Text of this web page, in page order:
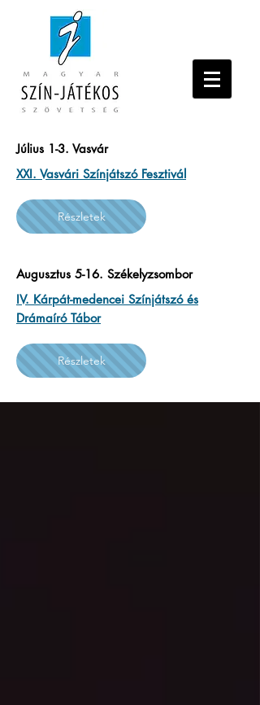
Július 1-3. Vasvár
XXI. Vasvári Színjátszó Fesztivál
Részletek
Augusztus 5-16. Székelyzsombor
IV. Kárpát-medencei Színjátszó és
Drámaíró Tábor
Részletek